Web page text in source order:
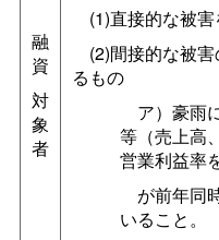
融
資
対
象
者
(1)直接的な被
(2)間接的な被害
るもの
ア）豪雨
等（売上高
営業利益率
が前年同
いること。